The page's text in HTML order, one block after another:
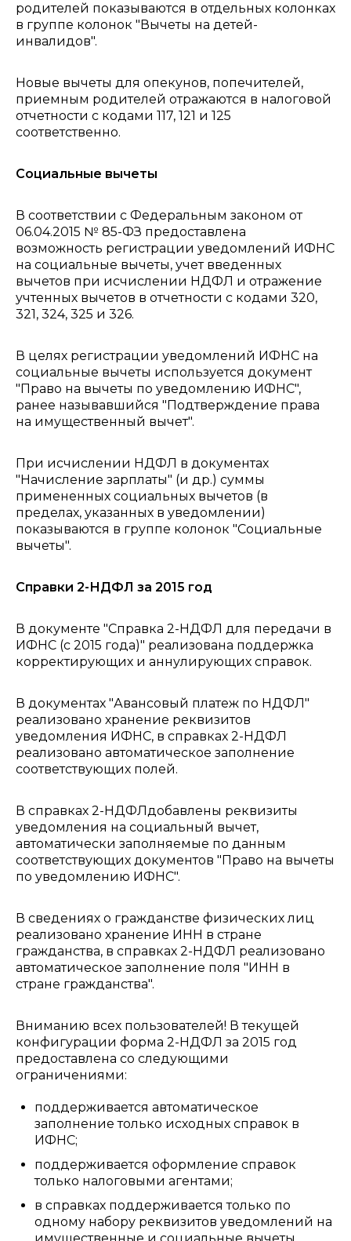
родителей показываются в отдельных колонках
в группе колонок "Вычеты на детей-
инвалидов".
Новые вычеты для опекунов, попечителей,
приемным родителей отражаются в налоговой
отчетности с кодами 117, 121 и 125
соответственно.
Социальные вычеты
В соответствии с Федеральным законом от
06.04.2015 № 85-ФЗ предоставлена
возможность регистрации уведомлений ИФНС
на социальные вычеты, учет введенных
вычетов при исчислении НДФЛ и отражение
учтенных вычетов в отчетности с кодами 320,
321, 324, 325 и 326.
В целях регистрации уведомлений ИФНС на
социальные вычеты используется документ
"Право на вычеты по уведомлению ИФНС",
ранее называвшийся "Подтверждение права
на имущественный вычет".
При исчислении НДФЛ в документах
"Начисление зарплаты" (и др.) суммы
примененных социальных вычетов (в
пределах, указанных в уведомлении)
показываются в группе колонок "Социальные
вычеты".
Справки 2-НДФЛ за 2015 год
В документе "Справка 2-НДФЛ для передачи в
ИФНС (с 2015 года)" реализована поддержка
корректирующих и аннулирующих справок.
В документах "Авансовый платеж по НДФЛ"
реализовано хранение реквизитов
уведомления ИФНС, в справках 2-НДФЛ
реализовано автоматическое заполнение
соответствующих полей.
В справках 2-НДФЛдобавлены реквизиты
уведомления на социальный вычет,
автоматически заполняемые по данным
соответствующих документов "Право на вычеты
по уведомлению ИФНС".
В сведениях о гражданстве физических лиц
реализовано хранение ИНН в стране
гражданства, в справках 2-НДФЛ реализовано
автоматическое заполнение поля "ИНН в
стране гражданства".
Вниманию всех пользователей! В текущей
конфигурации форма 2-НДФЛ за 2015 год
предоставлена со следующими
ограничениями:
поддерживается автоматическое
заполнение только исходных справок в
ИФНС;
поддерживается оформление справок
только налоговыми агентами;
в справках поддерживается только по
одному набору реквизитов уведомлений на